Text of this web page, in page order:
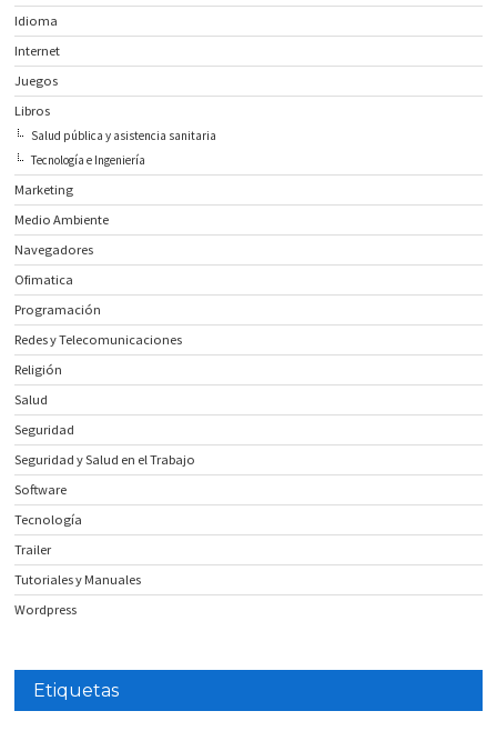
Idioma
Internet
Juegos
Libros
Salud pública y asistencia sanitaria
Tecnología e Ingeniería
Marketing
Medio Ambiente
Navegadores
Ofimatica
Programación
Redes y Telecomunicaciones
Religión
Salud
Seguridad
Seguridad y Salud en el Trabajo
Software
Tecnología
Trailer
Tutoriales y Manuales
Wordpress
Etiquetas